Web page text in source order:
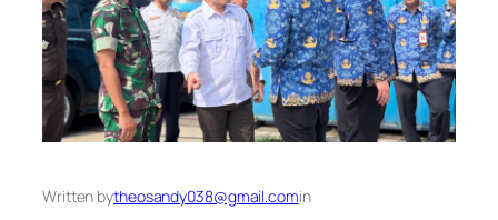
Written bytheosandy038@gmail.comin